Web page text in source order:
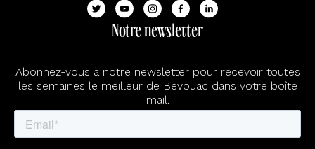
Notre newsletter
Abonnez-vous à notre newsletter pour recevoir toutes
les semaines le meilleur de Bevouac dans votre boîte
mail.